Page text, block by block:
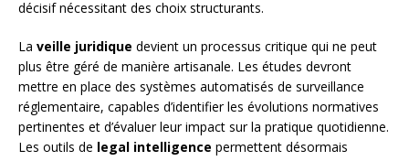
décisif nécessitant des choix structurants.
La veille juridique devient un processus critique qui ne peut
plus être géré de manière artisanale. Les études devront
mettre en place des systèmes automatisés de surveillance
réglementaire, capables d’identifier les évolutions normatives
pertinentes et d’évaluer leur impact sur la pratique quotidienne.
Les outils de legal intelligence permettent désormais